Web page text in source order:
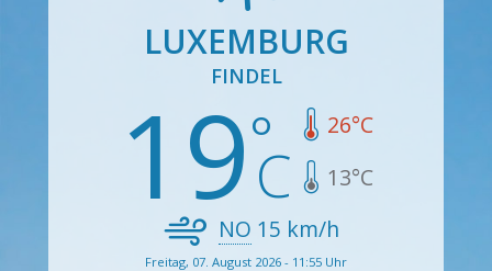
LUXEMBURG
FINDEL
19 26°C
13°C
NO 15 km/h
Freitag, 07. August 2026 - 11:55 Uhr